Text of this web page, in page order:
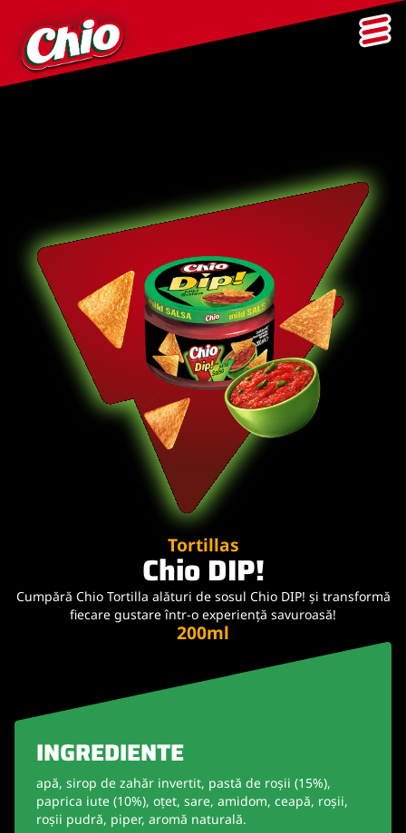
Tortillas
Chio DIP!
Cumpără Chio Tortilla alături de sosul Chio DIP! și transformă
fiecare gustare într-o experiență savuroasă!
200ml
INGREDIENTE
apă, sirop de zahăr invertit, pastă de roșii (15%),
paprica iute (10%), oțet, sare, amidom, ceapă, roșii,
roșii pudră, piper, aromă naturală.